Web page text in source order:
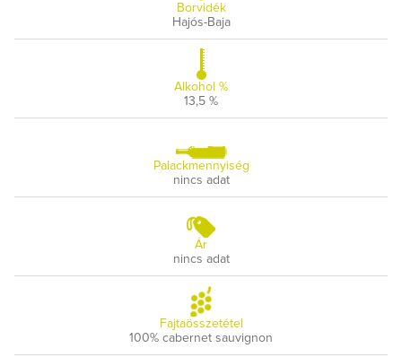
Borvidék
Hajós-Baja
Alkohol %
13,5 %
Palackmennyiség
nincs adat
Ár
nincs adat
Fajtaösszetétel
100% cabernet sauvignon